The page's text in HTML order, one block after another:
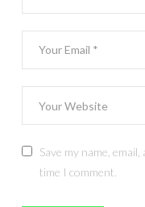
Save my name,
time I comment.